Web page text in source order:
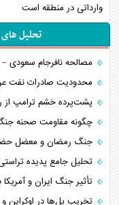
وارداتی در منطقه است
تحلیل های
مصالحه نافرجام سعودی –
محدودیت صادرات نفت
پشت‌پرده خشم ترامپ از
چگونه مقاومت صحنه
جنگ رمضان و معضل
تحلیل جامع پدیده
تأثیر جنگ ایران و آمریکا
تخریب پل‌ها در اوکراین